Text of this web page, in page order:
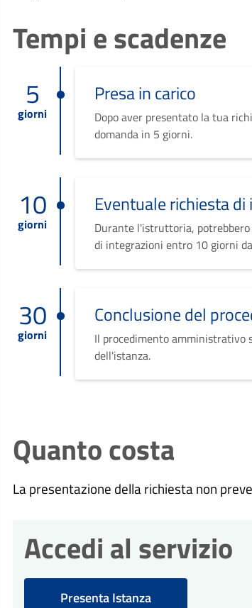
Tempi e scadenze
5
giorni
Presa in carico
Dopo aver presentato la tua
domanda in 5 giorni.
10
giorni
Eventuale richiesta
Durante l'istruttoria,
di integrazioni entro 10 giorni
30
giorni
Conclusione del
Il procedimento amministrativo
dell'istanza.
Quanto costa
La presentazione della richiesta non
Accedi al servizio
Presenta Istanza